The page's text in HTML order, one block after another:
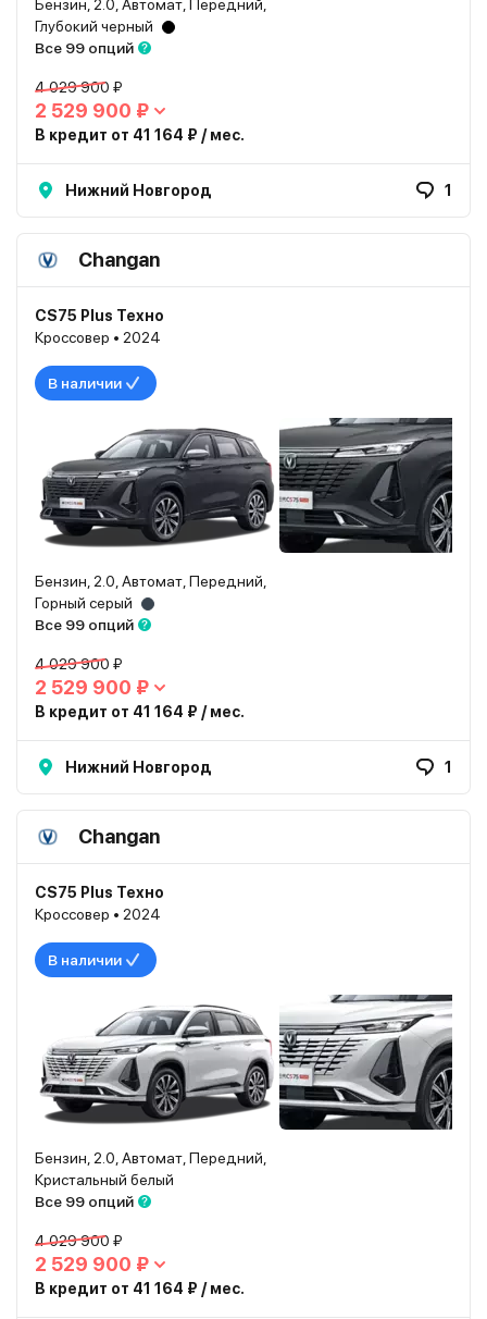
Бензин, 2.0, Автомат, Передний,
Глубокий черный
Все 99 опций
4 029 900 ₽
2 529 900 ₽
В кредит от 41 164 ₽ / мес.
Нижний Новгород 1
Changan
CS75 Plus Техно
Кроссовер • 2024
В наличии
Бензин, 2.0, Автомат, Передний,
Горный серый
Все 99 опций
4 029 900 ₽
2 529 900 ₽
В кредит от 41 164 ₽ / мес.
Нижний Новгород 1
Changan
CS75 Plus Техно
Кроссовер • 2024
В наличии
Бензин, 2.0, Автомат, Передний,
Кристальный белый
Все 99 опций
4 029 900 ₽
2 529 900 ₽
В кредит от 41 164 ₽ / мес.